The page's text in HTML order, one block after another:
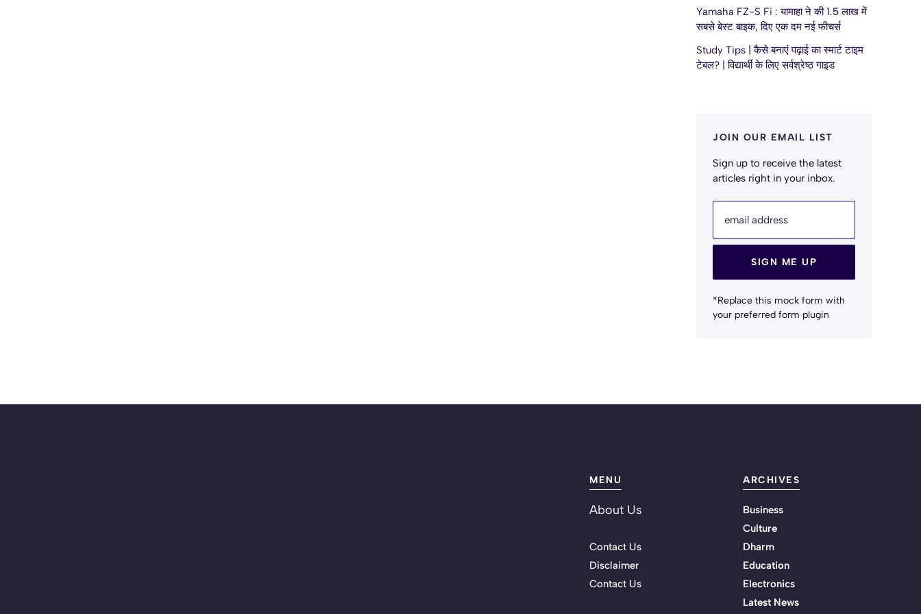
Yamaha FZ-S Fi : यामाहा ने की 1.5 लाख में
सबसे बेस्ट बाइक, दिए एक दम नई फीचर्स
Study Tips | कैसे बनाएं पढ़ाई का स्मार्ट टाइम
टेबल? | विद्यार्थी के लिए सर्वश्रेष्ठ गाइड
JOIN OUR EMAIL LIST
Sign up to receive the latest
articles right in your inbox.
email address
SIGN ME UP
*Replace this mock form with
your preferred form plugin
MENU
About Us
Contact Us
Disclaimer
Contact Us
ARCHIVES
Business
Culture
Dharm
Education
Electronics
Latest News